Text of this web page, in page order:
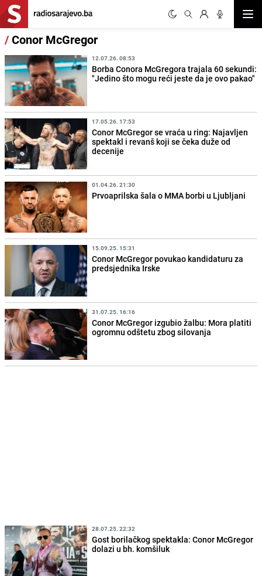
/Conor McGregor
12.07.26. 08:53
Borba Conora McGregora trajala 60 sekundi:
"Jedino što mogu reći jeste da je ovo pakao"
17.05.26. 17:53
Conor McGregor se vraća u ring: Najavljen
spektakl i revanš koji se čeka duže od
decenije
01.04.26. 21:30
Prvoaprilska šala o MMA borbi u Ljubljani
15.09.25. 15:31
Conor McGregor povukao kandidaturu za
predsjednika Irske
31.07.25. 16:16
Conor McGregor izgubio žalbu: Mora platiti
ogromnu odštetu zbog silovanja
28.07.25. 22:32
Gost borilačkog spektakla: Conor McGregor
dolazi u bh. komšiluk